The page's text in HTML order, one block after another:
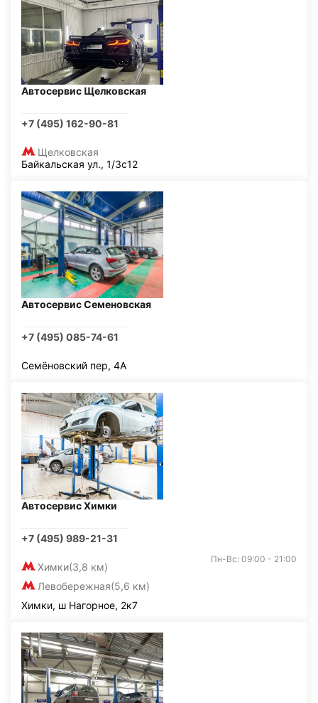
Автосервис Щелковская
+7 (495) 162-90-81
Щелковская
Байкальская ул., 1/3с12
Автосервис Семеновская
+7 (495) 085-74-61
Семёновский пер, 4А
Автосервис Химки
+7 (495) 989-21-31
Химки(3,8 км)
Левобережная(5,6 км)
Пн-Вс: 09:00 - 21:00
Химки, ш Нагорное, 2к7